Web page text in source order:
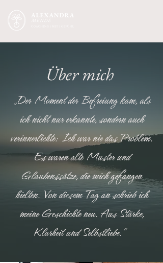
Über mich
„Der Moment der Befreiung kam, als
ich nicht nur erkannte, sondern auch
verinnerlichte: Ich war nie das Problem.
Es waren alte Muster und
Glaubenssätze, die mich gefangen
hielten. Von diesem Tag an schrieb ich
meine Geschichte neu. Aus Stärke,
Klarheit und Selbstliebe.“